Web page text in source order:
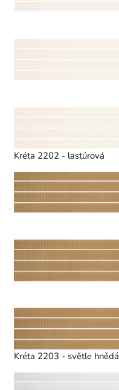
Kréta 2202 - lastúrová
Kréta 2203 - světle hnědá